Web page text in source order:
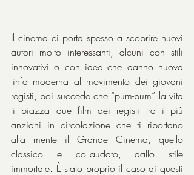
Il cinema ci porta spesso a scoprire nuovi
autori molto interessanti, alcuni con stili
innovativi o con idee che danno nuova
linfa moderna al movimento dei giovani
registi, poi succede che “pum-pum” la vita
ti piazza due film dei registi tra i più
anziani in circolazione che ti riportano
alla mente il Grande Cinema, quello
classico e collaudato, dallo stile
immortale. È stato proprio il caso di questi